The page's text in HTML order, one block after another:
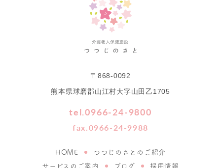
HOME
つつじのさとのご紹介
サービスのご案内
ブログ 採用情報
〒868-0092
熊本県球磨郡山江村大字山田乙1705
tel.0966-24-9800
fax.0966-24-9988